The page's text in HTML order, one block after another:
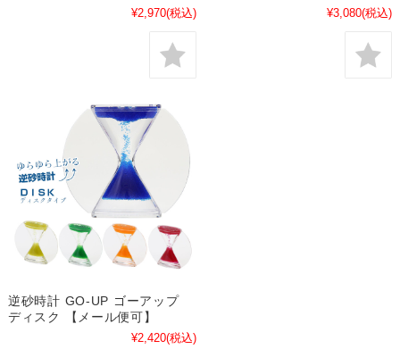
¥2,970(税込) ¥3,080(税込)
逆砂時計 GO-UP ゴーアップ
ディスク 【メール便可】
¥2,420(税込)